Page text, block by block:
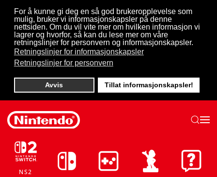
For å kunne gi deg en så god brukeropplevelse som
mulig, bruker vi informasjonskapsler på denne
nettsiden. Om du vil vite mer om hvilken informasjon vi
lagrer og hvorfor, så kan du lese mer om våre
retningslinjer for personvern og informasjonskapsler.
Retningslinjer for informasjonskapsler
Retningslinjer for personvern
Avvis Tillat informasjonskapsler!
Skip to main content
NS2